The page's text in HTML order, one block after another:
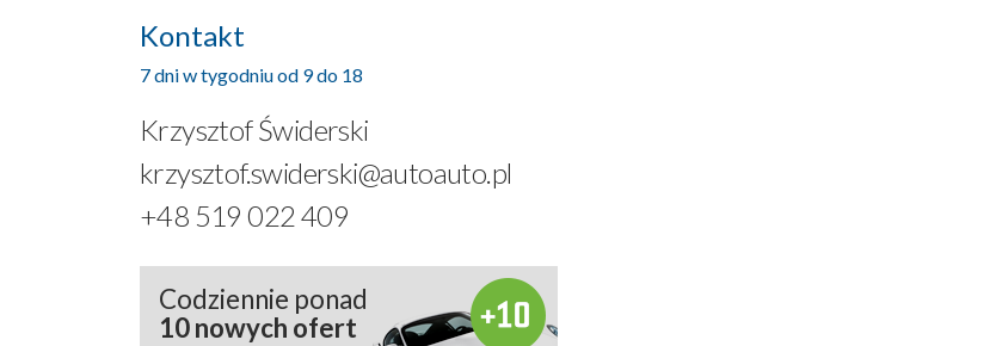
Kontakt
7 dni w tygodniu od 9 do 18
Krzysztof Świderski
krzysztof.swiderski@autoauto.pl
+48 519 022 409
Codziennie ponad
10 nowych ofert